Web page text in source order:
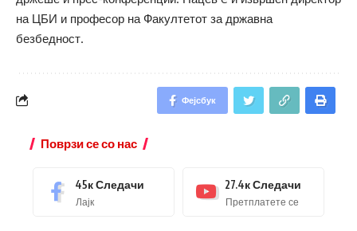
на ЦБИ и професор на Факултетот за државна
безбедност.
Фејсбук
Поврзи се со нас
45кСледачи
Лајк
27.4кСледачи
Претплатете се